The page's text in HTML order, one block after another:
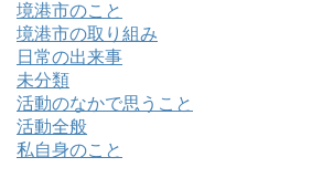
境港市のこと
境港市の取り組み
日常の出来事
未分類
活動のなかで思うこと
活動全般
私自身のこと